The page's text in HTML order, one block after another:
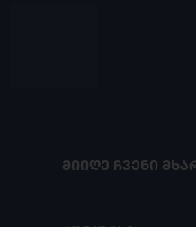
ᲛᲘᲘᲦᲔ ᲩᲕᲔᲜᲘ